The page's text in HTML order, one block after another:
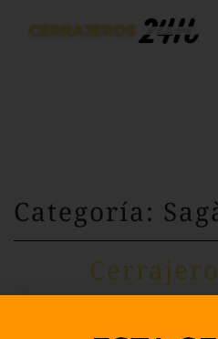
Categoría: